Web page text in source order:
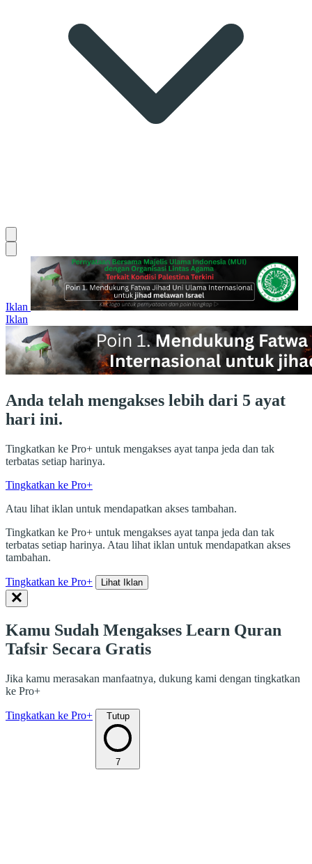
Iklan
Iklan
Anda telah mengakses lebih dari 5 ayat
hari ini.
Tingkatkan ke Pro+ untuk mengakses ayat tanpa jeda dan tak
terbatas setiap harinya.
Tingkatkan ke Pro+
Atau lihat iklan untuk mendapatkan akses tambahan.
Tingkatkan ke Pro+ untuk mengakses ayat tanpa jeda dan tak
terbatas setiap harinya. Atau lihat iklan untuk mendapatkan akses
tambahan.
Tingkatkan ke Pro+ Lihat Iklan
Kamu Sudah Mengakses Learn Quran
Tafsir Secara Gratis
Jika kamu merasakan manfaatnya, dukung kami dengan tingkatkan
ke Pro+
Tingkatkan ke Pro+ Tutup
7